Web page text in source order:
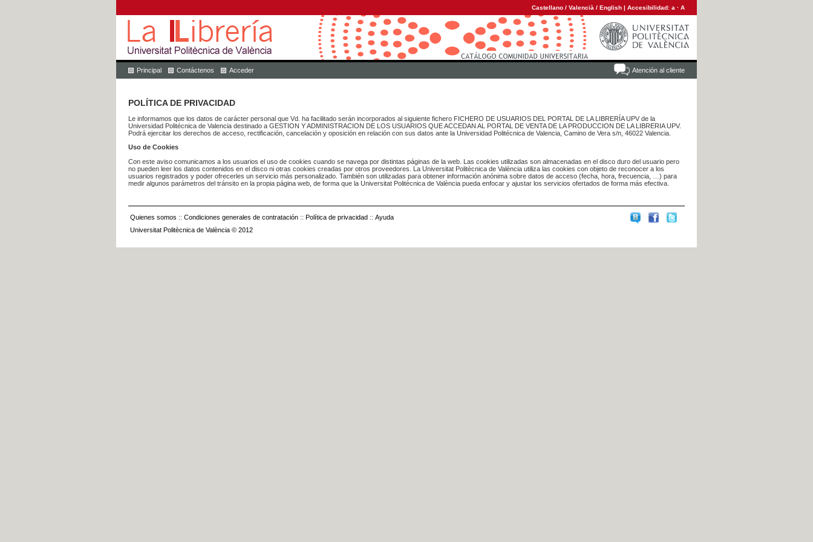
Castellano / Valencià / English | Accesibilidad: a · A
Atención al cliente
Principal Contáctenos Acceder
POLÍTICA DE PRIVACIDAD
Le informamos que los datos de carácter personal que Vd. ha facilitado serán incorporados al siguiente fichero FICHERO DE USUARIOS DEL PORTAL DE LA LIBRERÍA UPV de la
Universidad Politécnica de Valencia destinado a GESTION Y ADMINISTRACION DE LOS USUARIOS QUE ACCEDAN AL PORTAL DE VENTA DE LA PRODUCCION DE LA LIBRERIA UPV.
Podrá ejercitar los derechos de acceso, rectificación, cancelación y oposición en relación con sus datos ante la Universidad Politécnica de Valencia, Camino de Vera s/n, 46022 Valencia.
Uso de Cookies
Con este aviso comunicamos a los usuarios el uso de cookies cuando se navega por distintas páginas de la web. Las cookies utilizadas son almacenadas en el disco duro del usuario pero
no pueden leer los datos contenidos en el disco ni otras cookies creadas por otros proveedores. La Universitat Politècnica de València utiliza las cookies con objeto de reconocer a los
usuarios registrados y poder ofrecerles un servicio más personalizado. También son utilizadas para obtener información anónima sobre datos de acceso (fecha, hora, frecuencia, …) para
medir algunos parámetros del tránsito en la propia página web, de forma que la Universitat Politècnica de València pueda enfocar y ajustar los servicios ofertados de forma más efectiva.
Quienes somos :: Condiciones generales de contratación :: Política de privacidad :: Ayuda
Universitat Politècnica de València © 2012